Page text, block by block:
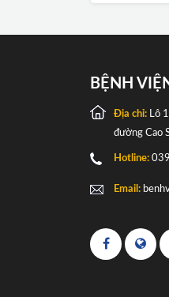
BỆNH
Địa chỉ: Lô
đường Cao
Hotline:
Email: